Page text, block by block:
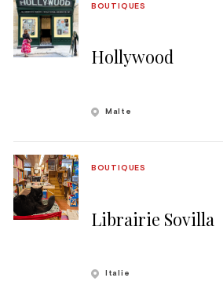
Hollywood
BOUTIQUES
Malte
Librairie Sovilla
BOUTIQUES
Italie